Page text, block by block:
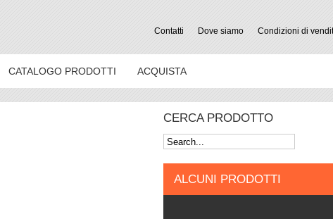
Contatti Dove siamo Condizioni di
CATALOGO PRODOTTI ACQUISTA
CERCA PRODOTTO
ALCUNI PRODOTTI